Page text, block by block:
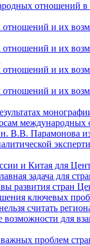
отношений
и их
и их
и их
и их
международных
В.В. Парамонова
и Китая для
задача для
развития стран
ключевых
считать
для
проблем